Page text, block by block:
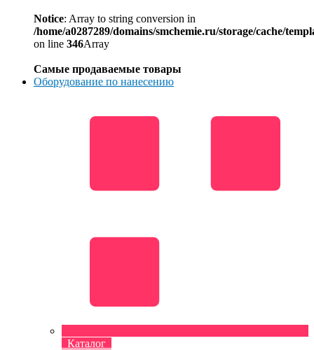
Notice: Array to string conversion in
/home/a0287289/domains/smchemie.ru/storage/cache/
on line 346Array
Самые продаваемые товары
Оборудование по нанесению
Каталог